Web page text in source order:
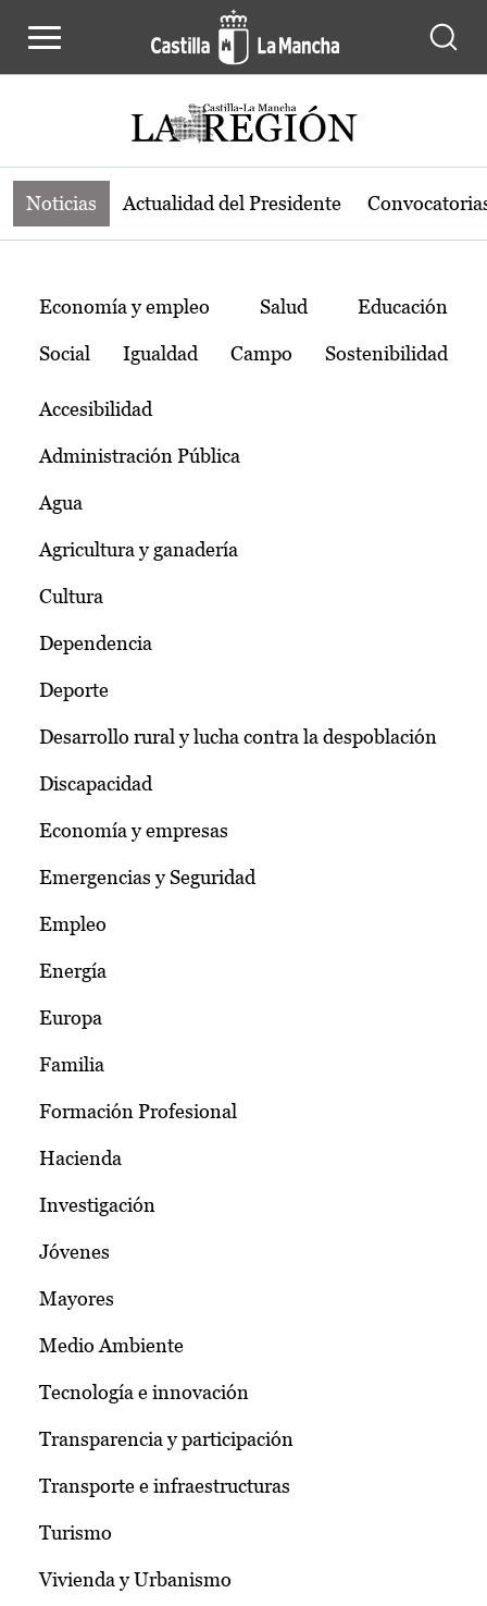
Noticias de la región de Castilla-La
Noticias Actualidad del Presidente
Temas
Economía y empleo Salud Educación
Social Igualdad Campo Sostenibilidad
Accesibilidad
Administración Pública
Agua
Agricultura y ganadería
Cultura
Dependencia
Deporte
Desarrollo rural y lucha contra la despoblación
Discapacidad
Economía y empresas
Emergencias y Seguridad
Empleo
Energía
Europa
Familia
Formación Profesional
Hacienda
Investigación
Jóvenes
Mayores
Medio Ambiente
Tecnología e innovación
Transparencia y participación
Transporte e infraestructuras
Turismo
Vivienda y Urbanismo